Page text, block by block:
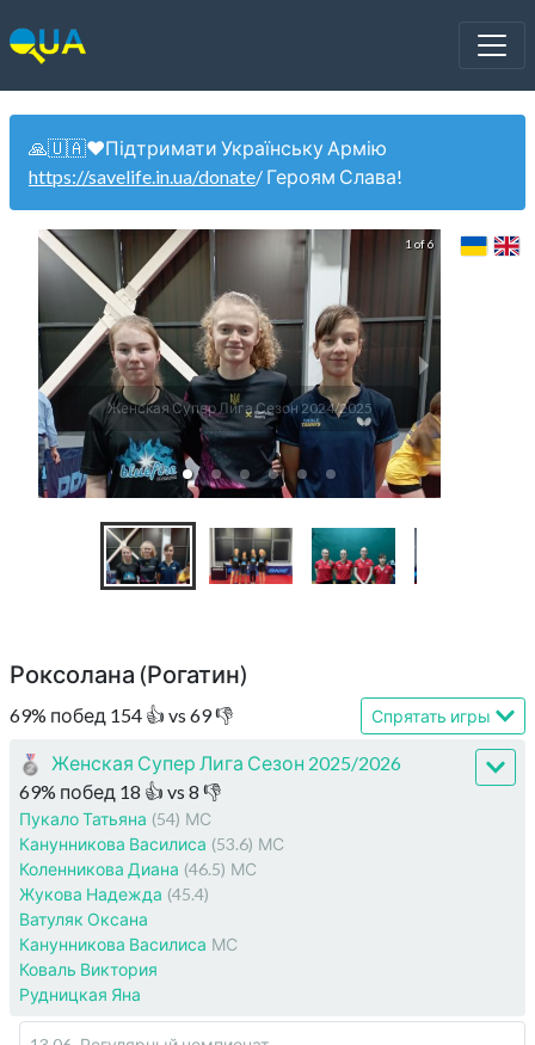
🙏🇺🇦❤️Підтримати Українську Армію
https://savelife.in.ua/donate/ Героям Слава!
Женская Супер Лига Сезон 2024/2025
1 of 6
Роксолана (Рогатин)
69% побед 154 👍 vs 69👎 Спрятать игры
Женская Супер Лига Сезон 2025/2026
69% побед 18 👍 vs 8 👎
Пукало Татьяна (54) МС
Канунникова Василиса (53.6) МС
Коленникова Диана (46.5) МС
Жукова Надежда (45.4)
Ватуляк Оксана
Канунникова Василиса МС
Коваль Виктория
Рудницкая Яна